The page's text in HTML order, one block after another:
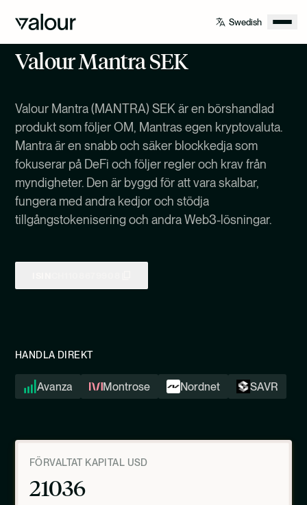
Valour Mantra SEK
Valour Mantra (MANTRA) SEK är en börshandlad
produkt som följer OM, Mantras egen kryptovaluta.
Mantra är en snabb och säker blockkedja som
fokuserar på DeFi och följer regler och krav från
myndigheter. Den är byggd för att vara skalbar,
fungera med andra kedjor och stödja
tillgångstokenisering och andra Web3-lösningar.
HANDLA DIREKT
Avanza Montrose Nordnet SAVR
FÖRVALTAT KAPITAL USD
21036